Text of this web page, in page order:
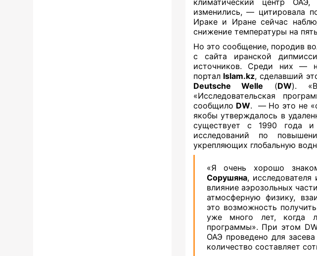
изменились, — цитировала
Ираке и Иране сейчас
снижение температуры на
Но это сообщение, породив
с сайта иранской
источников. Среди них —
портал Islam.kz, сделавший
Deutsche Welle (DW).
«Исследовательская
сообщило DW. — Но это не
якобы утверждалось в
существует с 1990 года и
исследований по
укрепляющих глобальную
«Я очень хорошо
Сорушяна,
влияние аэрозольных
атмосферную физику,
это возможность
уже много лет, когда
программы». При этом
ОАЭ проведено для
количество составляет